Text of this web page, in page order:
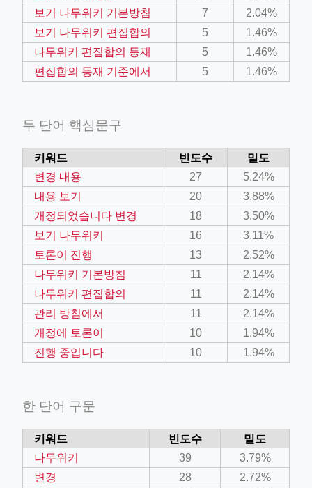
crew-neck-navy-blue/
feed-calculator
보기 나무위키 기본방침
7
2.04%
보기 나무위키 편집합의
5
1.46%
나무위키 편집합의 등재
5
1.46%
편집합의 등재 기준에서
5 1.46%
두 단어 핵심문구
키워드 빈도수
밀도
변경 내용
27
5.24%
내용 보기
20
3.88%
개정되었습니다 변경
18
3.50%
보기 나무위키
16
3.11%
토론이 진행
13
2.52%
나무위키 기본방침
11
2.14%
나무위키 편집합의
11
2.14%
관리 방침에서
11
2.14%
개정에 토론이
10
1.94%
진행 중입니다
10 1.94%
한 단어 구문
키워드 빈도수
밀도
나무위키
39
3.79%
변경
28
2.72%